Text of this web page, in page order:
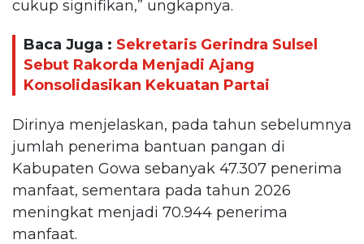
cukup signifikan,” ungkapnya.
Baca Juga : Sekretaris Gerindra Sulsel
Sebut Rakorda Menjadi Ajang
Konsolidasikan Kekuatan Partai
Dirinya menjelaskan, pada tahun sebelumnya
jumlah penerima bantuan pangan di
Kabupaten Gowa sebanyak 47.307 penerima
manfaat, sementara pada tahun 2026
meningkat menjadi 70.944 penerima
manfaat.